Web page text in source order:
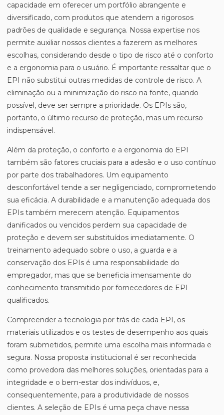
capacidade em oferecer um portfólio abrangente e
diversificado, com produtos que atendem a rigorosos
padrões de qualidade e segurança. Nossa expertise nos
permite auxiliar nossos clientes a fazerem as melhores
escolhas, considerando desde o tipo de risco até o conforto
e a ergonomia para o usuário. É importante ressaltar que o
EPI não substitui outras medidas de controle de risco. A
eliminação ou a minimização do risco na fonte, quando
possível, deve ser sempre a prioridade. Os EPIs são,
portanto, o último recurso de proteção, mas um recurso
indispensável.
Além da proteção, o conforto e a ergonomia do EPI
também são fatores cruciais para a adesão e o uso contínuo
por parte dos trabalhadores. Um equipamento
desconfortável tende a ser negligenciado, comprometendo
sua eficácia. A durabilidade e a manutenção adequada dos
EPIs também merecem atenção. Equipamentos
danificados ou vencidos perdem sua capacidade de
proteção e devem ser substituídos imediatamente. O
treinamento adequado sobre o uso, a guarda e a
conservação dos EPIs é uma responsabilidade do
empregador, mas que se beneficia imensamente do
conhecimento transmitido por fornecedores de EPI
qualificados.
Compreender a tecnologia por trás de cada EPI, os
materiais utilizados e os testes de desempenho aos quais
foram submetidos, permite uma escolha mais informada e
segura. Nossa proposta institucional é ser reconhecida
como provedora das melhores soluções, orientadas para a
integridade e o bem-estar dos indivíduos, e,
consequentemente, para a produtividade de nossos
clientes. A seleção de EPIs é uma peça chave nessa